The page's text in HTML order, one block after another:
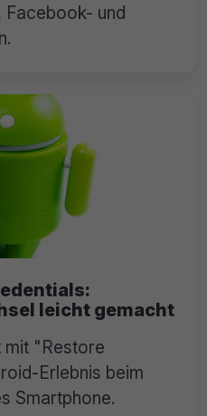
Facebook- und
leicht gemacht
mit "Restore
Erlebnis beim
Smartphone.